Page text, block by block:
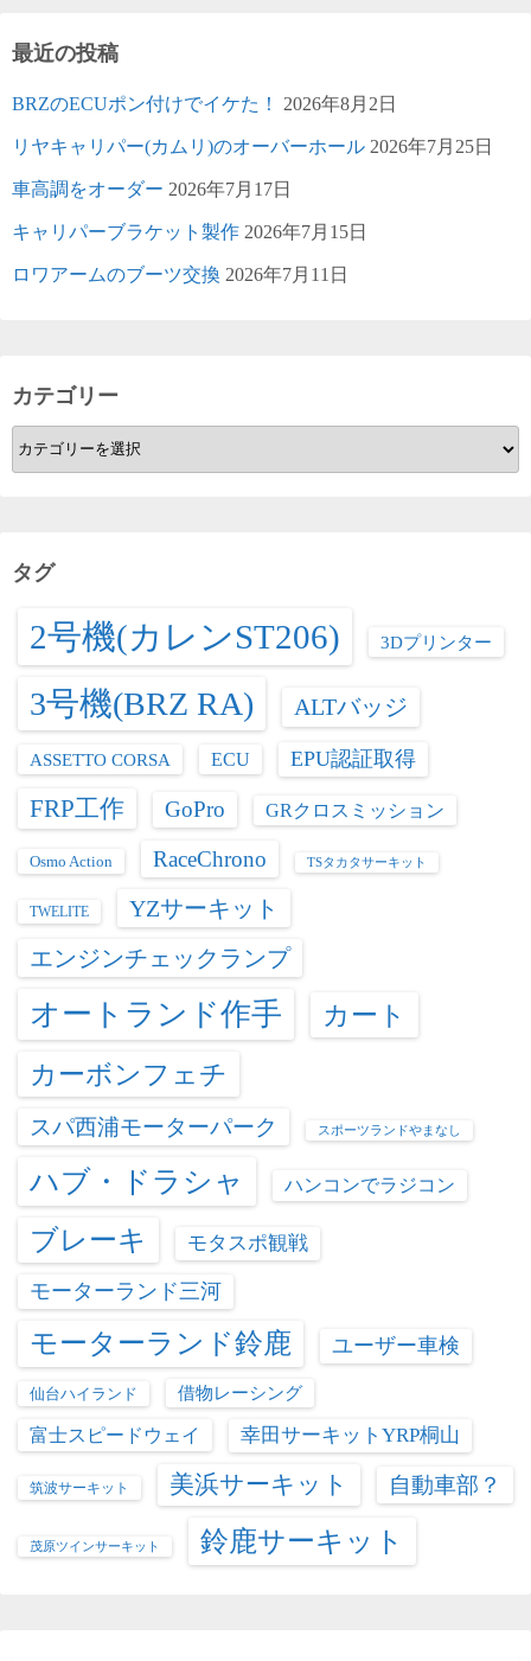
最近の投稿
BRZのECUポン付けでイケた！ 2026年8月2日
リヤキャリパー(カムリ)のオーバーホール 2026年7月25日
車高調をオーダー 2026年7月17日
キャリパーブラケット製作 2026年7月15日
ロワアームのブーツ交換 2026年7月11日
カテゴリー
カ
テ
ー
タグ
2号機(カレンST206) 3Dプリンター
3号機(BRZ RA) ALTバッジ
ASSETTO CORSA ECU EPU認証取得
FRP工作 GoPro GRクロスミッション
Osmo Action RaceChrono TSタカタサーキット
TWELITE
YZサーキット
エンジンチェックランプ
オートランド作手
カート
カーボンフェチ
スパ西浦モーターパーク スポーツランドやまなし
ハブ・ドラシャ ハンコンでラジコン
ブレーキ モタスポ観戦
モーターランド三河
モーターランド鈴鹿 ユーザー車検
仙台ハイランド 借物レーシング
富士スピードウェイ 幸田サーキットYRP桐山
筑波サーキット 美浜サーキット 自動車部？
茂原ツインサーキット 鈴鹿サーキット